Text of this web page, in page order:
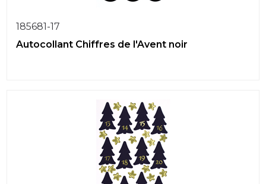
185681-17
Autocollant Chiffres de l'Avent noir